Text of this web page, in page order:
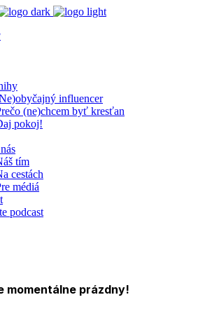
influencer
(ne)chcem byť kresťan
pokoj!
tím
cestách
médiá
podcast
momentálne prázdny!